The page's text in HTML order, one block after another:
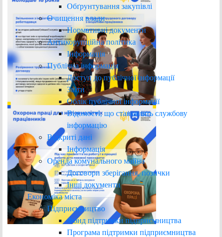
Обґрунтування закупівлі
Очищення влади
Нормативні документи
Антикорупційна політика
Інформація
Публічна інформація
Доступ до публічної інформації
Звіти
Облік публічної інформації
Відомості, що становлять службову
інформацію
Відкриті дані
Інформація
Оренда комунального майна
Договори зберігання, позички
Інші документи
Економіка міста
Підприємництво
Фонд підтримки підприємництва
Програма підтримки підприємництва